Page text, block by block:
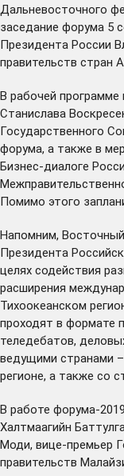
Дальневосточного
заседание форума 5
Президента России
правительств стран
В рабочей программе
Станислава
Государственного
форума, а также в
Бизнес-диалоге
Помимо этого
Напомним,
Президента
целях содействия
расширения
Тихоокеанском
проходят в формате
теледебатов,
ведущими странами
регионе, а также со
В работе форума-
Халтмаагийн
Моди, вице-премьер
правительств